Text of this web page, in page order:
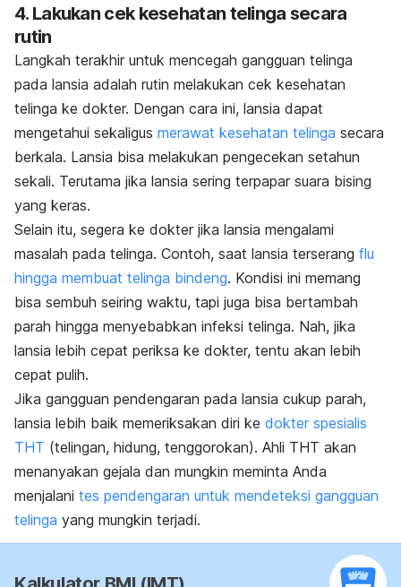
4. Lakukan cek kesehatan telinga secara
rutin
Langkah terakhir untuk mencegah gangguan telinga
pada lansia adalah rutin melakukan cek kesehatan
telinga ke dokter. Dengan cara ini, lansia dapat
mengetahui sekaligus merawat kesehatan telinga secara
berkala. Lansia bisa melakukan pengecekan setahun
sekali. Terutama jika lansia sering terpapar suara bising
yang keras.
Selain itu, segera ke dokter jika lansia mengalami
masalah pada telinga. Contoh, saat lansia terserang flu
hingga membuat telinga bindeng. Kondisi ini memang
bisa sembuh seiring waktu, tapi juga bisa bertambah
parah hingga menyebabkan infeksi telinga. Nah, jika
lansia lebih cepat periksa ke dokter, tentu akan lebih
cepat pulih.
Jika gangguan pendengaran pada lansia cukup parah,
lansia lebih baik memeriksakan diri ke dokter spesialis
THT (telingan, hidung, tenggorokan). Ahli THT akan
menanyakan gejala dan mungkin meminta Anda
menjalani tes pendengaran untuk mendeteksi gangguan
telinga yang mungkin terjadi.